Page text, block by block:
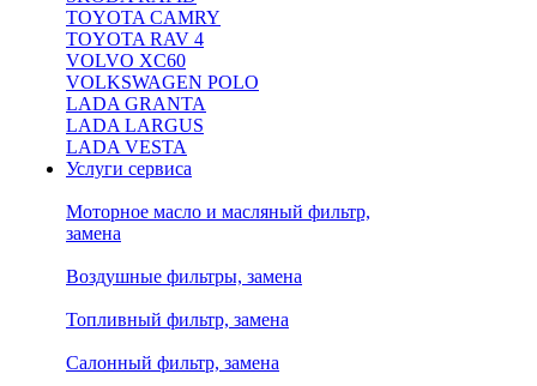
TOYOTA CAMRY
TOYOTA RAV 4
VOLVO XC60
VOLKSWAGEN POLO
LADA GRANTA
LADA LARGUS
LADA VESTA
Услуги сервиса
Моторное масло и масляный фильтр,
замена
Воздушные фильтры, замена
Топливный фильтр, замена
Салонный фильтр, замена